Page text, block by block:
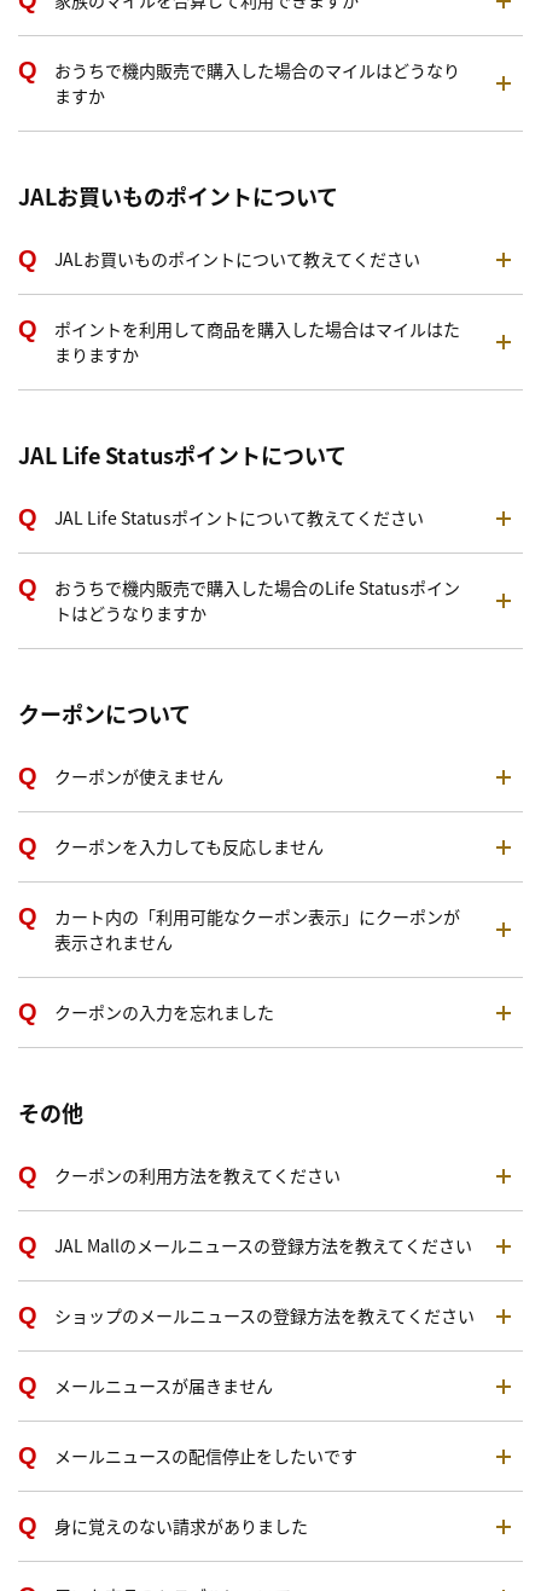
おうちで機内販売で購入した場合のマイルはどうなり
ますか
JALお買いものポイントについて
JALお買いものポイントについて教えてください
ポイントを利用して商品を購入した場合はマイルはた
まりますか
JAL Life Statusポイントについて
JAL Life Statusポイントについて教えてください
おうちで機内販売で購入した場合のLife Statusポイン
トはどうなりますか
クーポンについて
クーポンが使えません
クーポンを入力しても反応しません
カート内の「利用可能なクーポン表示」にクーポンが
表示されません
クーポンの入力を忘れました
その他
クーポンの利用方法を教えてください
JAL Mallのメールニュースの登録方法を教えてください
ショップのメールニュースの登録方法を教えてください
メールニュースが届きません
メールニュースの配信停止をしたいです
身に覚えのない請求がありました